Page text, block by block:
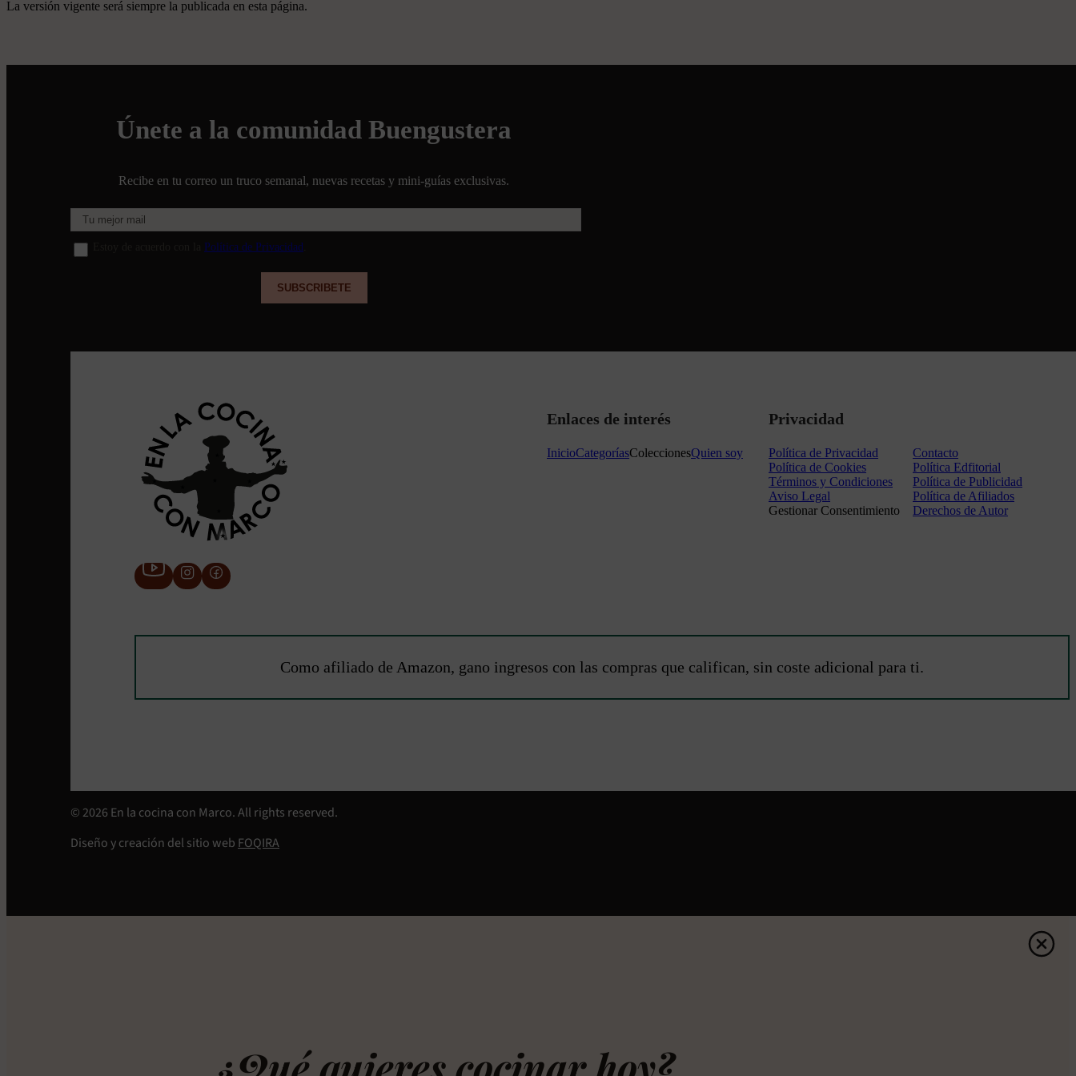
La versión vigente será siempre la publicada en esta página.
Únete a la comunidad Buengustera
Recibe en tu correo un truco semanal, nuevas recetas y mini-guías exclusivas.
Política de Privacidad
Enlaces de interés
InicioCategoríasColeccionesQuien soy
Privacidad
Política de Privacidad
Política de Cookies
Términos y Condiciones
Aviso Legal
Gestionar Consentimiento
Contacto
Política Edfitorial
Política de Publicidad
Política de Afiliados
Derechos de Autor
Como afiliado de Amazon, gano ingresos con las compras que califican, sin coste adicional para ti.
© 2026 En la cocina con Marco. All rights reserved.
Diseño y creación del sitio web FOQIRA